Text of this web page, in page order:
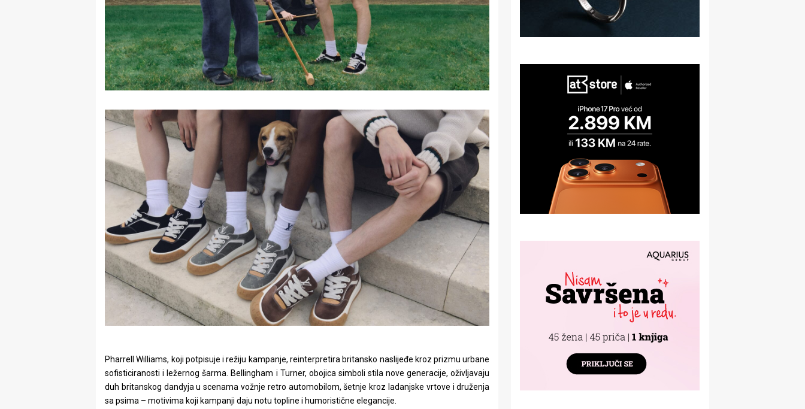
Pharrell Williams, koji potpisuje i režiju kampanje, reinterpretira britansko naslijeđe kroz prizmu urbane
sofisticiranosti i ležernog šarma. Bellingham i Turner, obojica simboli stila nove generacije, oživljavaju
duh britanskog dandyja u scenama vožnje retro automobilom, šetnje kroz ladanjske vrtove i druženja
sa psima – motivima koji kampanji daju notu topline i humoristične elegancije.